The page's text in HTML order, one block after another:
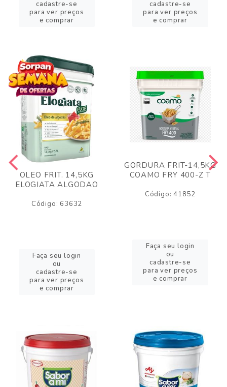
cadastre-se
para ver preços
e comprar
cadastre-se
para ver preços
e comprar
OLEO FRIT. 14,5KG
ELOGIATA ALGODAO
Código: 63632
Faça seu login
ou
cadastre-se
para ver preços
e comprar
GORDURA FRIT-14,5KG
COAMO FRY 400-Z T
Código: 41852
Faça seu login
ou
cadastre-se
para ver preços
e comprar